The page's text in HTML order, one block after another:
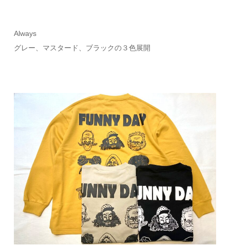
Always
グレー、マスタード、ブラックの３色展開